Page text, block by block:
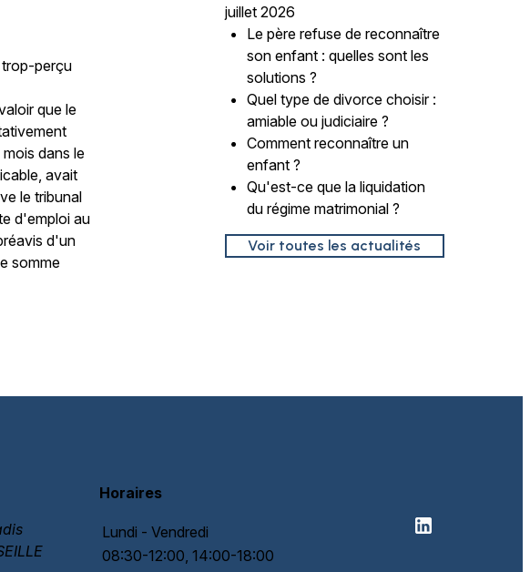
trop-perçu
que le
dans le
avait
le tribunal
d'emploi au
d'un
somme
juillet 2026
Le père refuse de reconnaître
son enfant : quelles sont les
solutions ?
Quel type de divorce choisir :
amiable ou judiciaire ?
Comment reconnaître un
enfant ?
Qu'est-ce que la liquidation
du régime matrimonial ?
Voir toutes les actualités
Horaires
Lundi - Vendredi
08:30-12:00, 14:00-18:00